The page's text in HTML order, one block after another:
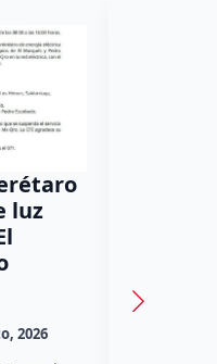
luz
2026
Habitantes